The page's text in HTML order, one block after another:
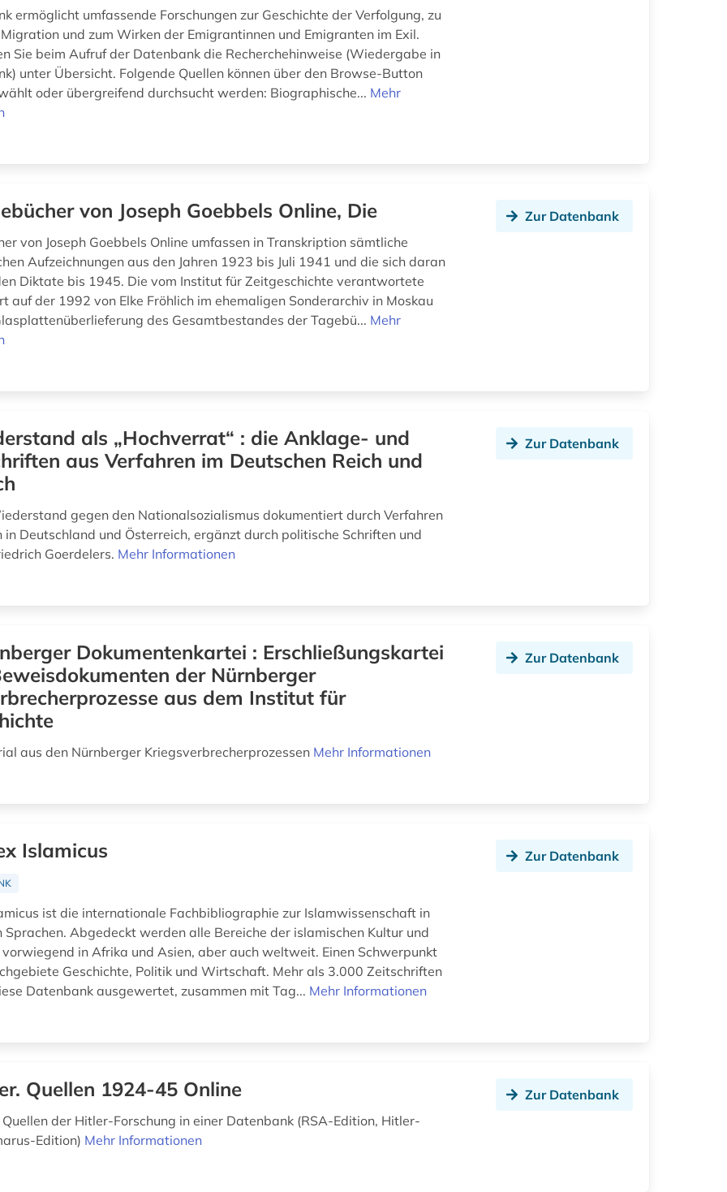
ermöglicht umfassende Forschungen zur Geschichte der Verfolgung, zu
und zum Wirken der Emigrantinnen und Emigranten im Exil.
Sie beim Aufruf der Datenbank die Recherchehinweise (Wiedergabe in
unter Übersicht. Folgende Quellen können über den Browse-Button
oder übergreifend durchsucht werden: Biographische... Mehr
von Joseph Goebbels Online, Die
von Joseph Goebbels Online umfassen in Transkription sämtliche
Aufzeichnungen aus den Jahren 1923 bis Juli 1941 und die sich daran
Diktate bis 1945. Die vom Institut für Zeitgeschichte verantwortete
auf der 1992 von Elke Fröhlich im ehemaligen Sonderarchiv in Moskau
des Gesamtbestandes der Tagebü... Mehr
Zur Datenbank
als „Hochverrat“ : die Anklage- und
aus Verfahren im Deutschen Reich und
gegen den Nationalsozialismus dokumentiert durch Verfahren
in Deutschland und Österreich, ergänzt durch politische Schriften und
Goerdelers. Mehr Informationen
Zur Datenbank
Dokumentenkartei : Erschließungskartei
der Nürnberger
aus dem Institut für
aus den Nürnberger Kriegsverbrecherprozessen Mehr Informationen
Zur Datenbank
Islamicus
ist die internationale Fachbibliographie zur Islamwissenschaft in
Sprachen. Abgedeckt werden alle Bereiche der islamischen Kultur und
vorwiegend in Afrika und Asien, aber auch weltweit. Einen Schwerpunkt
Geschichte, Politik und Wirtschaft. Mehr als 3.000 Zeitschriften
Datenbank ausgewertet, zusammen mit Tag... Mehr Informationen
Zur Datenbank
Quellen 1924-45 Online
der Hitler-Forschung in einer Datenbank (RSA-Edition, Hitler-
Edition) Mehr Informationen
Zur Datenbank